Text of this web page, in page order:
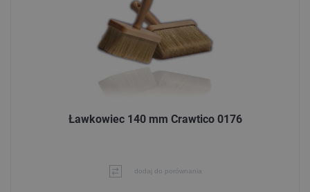
Ławkowiec 140 mm Crawtico 0176
dodaj do porównania